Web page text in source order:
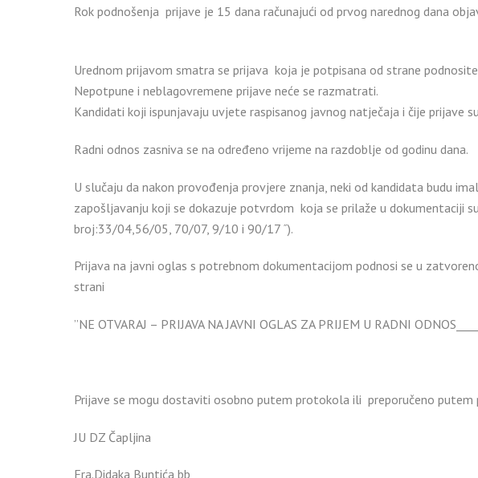
Rok podnošenja prijave je 15 dana računajući od prvog narednog dana
Urednom prijavom smatra se prijava koja je potpisana od strane
Nepotpune i neblagovremene prijave neće se razmatrati.
Kandidati koji ispunjavaju uvjete raspisanog javnog natječaja i čije
Radni odnos zasniva se na određeno vrijeme na razdoblje od godinu dana.
U slučaju da nakon provođenja provjere znanja, neki od kandidata budu
zapošljavanju koji se dokazuje potvrdom koja se prilaže u dokumentaciji
broj:33/04,56/05, 70/07, 9/10 i 90/17 ˝).
Prijava na javni oglas s potrebnom dokumentacijom podnosi se u
strani
”NE OTVARAJ – PRIJAVA NA JAVNI OGLAS ZA PRIJEM U RADNI
Prijave se mogu dostaviti osobno putem protokola ili preporučeno putem
JU DZ Čapljina
Fra.Didaka Buntića bb